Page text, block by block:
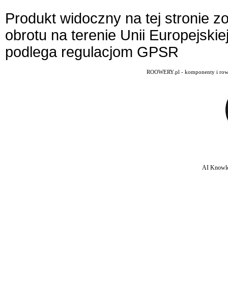
Produkt widoczny na tej stronie
obrotu na terenie Unii
podlega regulacjom GPSR
ROOWERY.pl - komponenty i
AI